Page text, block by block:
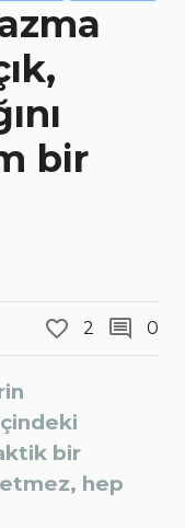
bir
2 0
bir
hep